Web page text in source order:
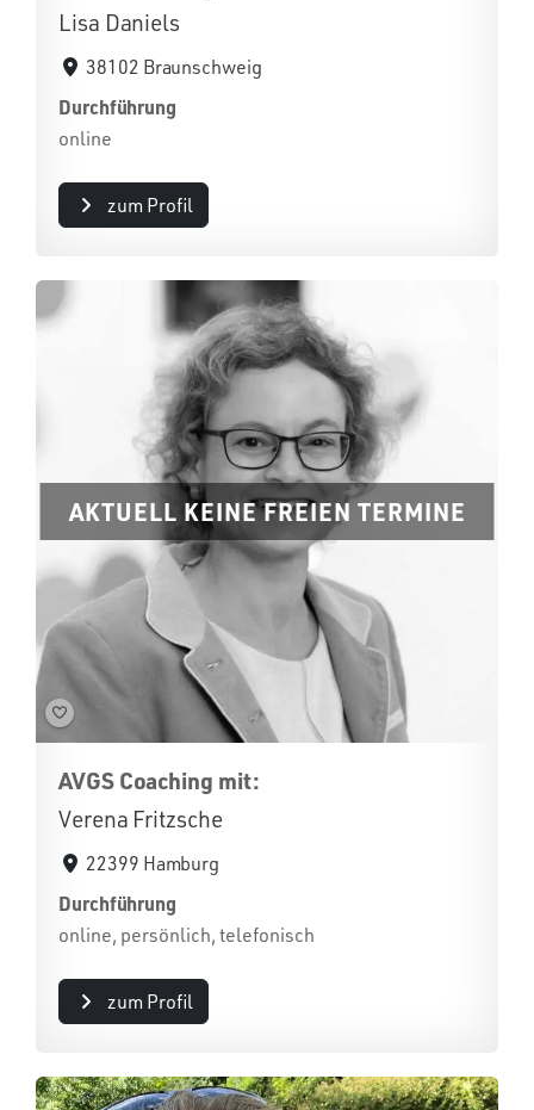
Lisa Daniels
38102 Braunschweig
Durchführung
online
zum Profil
AKTUELL KEINE FREIEN TERMINE
AVGS Coaching mit:
Verena Fritzsche
22399 Hamburg
Durchführung
online, persönlich, telefonisch
zum Profil